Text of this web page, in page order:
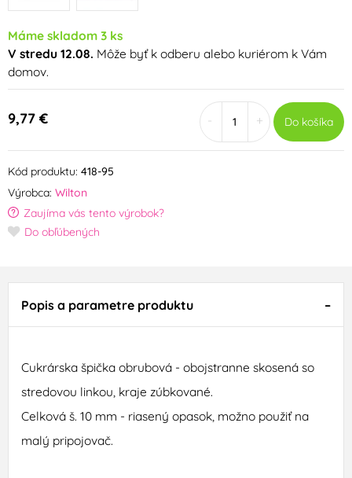
Máme skladom 3 ks
V stredu 12.08. Môže byť k odberu alebo kuriérom k Vám
domov.
9,77 € + Do košíka
Kód produktu: 418-95
Výrobca: Wilton
Zaujíma vás tento výrobok?
Do obľúbených
Popis a parametre produktu
Cukrárska špička obrubová - obojstranne skosená so
stredovou linkou kraje zúbkované.
Celková š. 10 mm - riasený opasok, možno použiť na
malý pripojovač.